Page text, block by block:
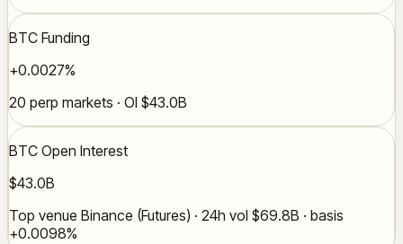
BTC Funding
+0.0027%
20 perp markets · OI $43.0B
BTC Open Interest
$43.0B
Top venue Binance (Futures) · 24h vol $69.8B · basis
+0.0098%